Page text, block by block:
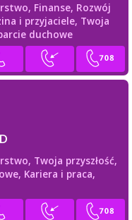
Finanse, Rozwój
i przyjaciele, Twoja
duchowe
Twoja przyszłość,
Kariera i praca,